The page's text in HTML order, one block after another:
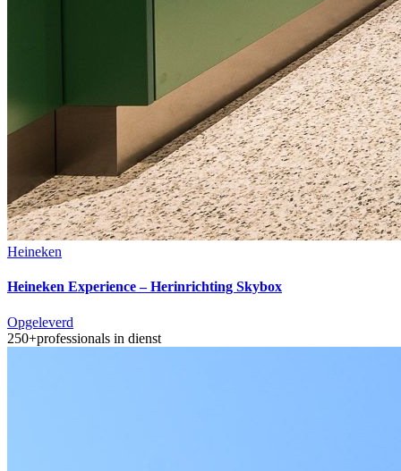
Heineken
Heineken Experience – Herinrichting Skybox
Opgeleverd
250+professionals in dienst